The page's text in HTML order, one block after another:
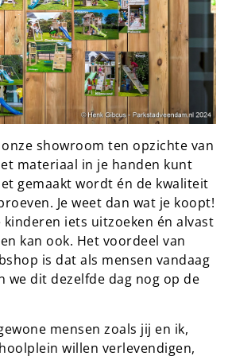
showroom ten opzichte van
materiaal in je handen kunt
gemaakt wordt én de kwaliteit
Je weet dan wat je koopt!
kinderen iets uitzoeken én alvast
kan ook. Het voordeel van
is dat als mensen vandaag
we dit dezelfde dag nog op de
mensen zoals jij en ik,
willen verlevendigen,